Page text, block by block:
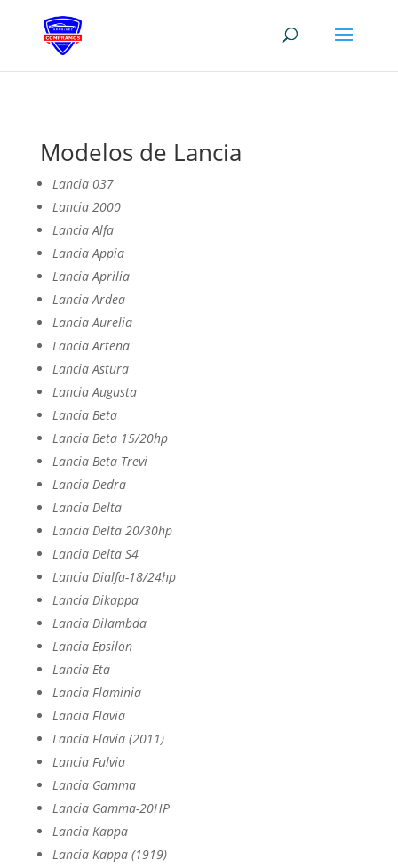
Modelos de Lancia
Lancia 037
Lancia 2000
Lancia Alfa
Lancia Appia
Lancia Aprilia
Lancia Ardea
Lancia Aurelia
Lancia Artena
Lancia Astura
Lancia Augusta
Lancia Beta
Lancia Beta 15/20hp
Lancia Beta Trevi
Lancia Dedra
Lancia Delta
Lancia Delta 20/30hp
Lancia Delta S4
Lancia Dialfa-18/24hp
Lancia Dikappa
Lancia Dilambda
Lancia Epsilon
Lancia Eta
Lancia Flaminia
Lancia Flavia
Lancia Flavia (2011)
Lancia Fulvia
Lancia Gamma
Lancia Gamma-20HP
Lancia Kappa
Lancia Kappa (1919)